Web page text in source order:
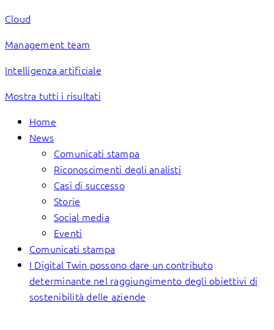
Cloud
Management team
Intelligenza artificiale
Mostra tutti i risultati
Home
News
Comunicati stampa
Riconoscimenti degli analisti
Casi di successo
Storie
Social media
Eventi
Comunicati stampa
I Digital Twin possono dare un contributo
determinante nel raggiungimento degli obiettivi di
sostenibilità delle aziende